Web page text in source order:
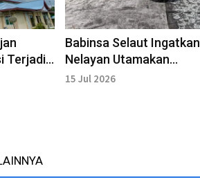
Terjadi
Babinsa Selaut Ingatkan
Nelayan Utamakan
Keselamatan saat
15 Jul 2026